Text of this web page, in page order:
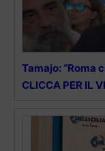
Tamajo: “Roma
CLICCA PER IL